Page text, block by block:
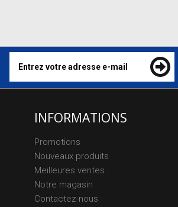
INFORMATIONS
Promotions
Nouveaux produits
Meilleures ventes
Notre magasin
Contactez-nous